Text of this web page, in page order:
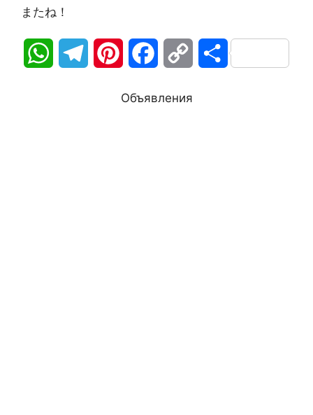
またね！
W О
Объявления